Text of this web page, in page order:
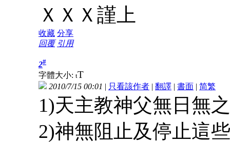
ＸＸＸ謹上
收藏 分享
回覆 引用
2#
字體大小: tT
2010/7/15 00:01 | 只看該作者 | 翻譯 | 書面 | 简繁
1)天主教神父無日無
2)神無阻止及停止這